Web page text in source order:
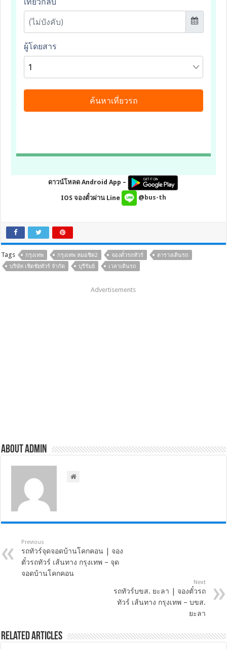
ดาวน์โหลด Android App –
IOS จองตั๋วผ่าน Line
@bus-th
Tags กรุงเทพ กรุงเทพ หมอชิต2 จองตั๋วรถทัวร์
ตารางเดินรถ
บริษัท เชิดชัยทัวร์ จำกัด
บุรีรัมย์ เวลาเดินรถ
Advertisements
About admin
Previous
รถทัวร์จุดจอดบ้านโคกคอน | จอง
ตั๋วรถทัวร์ เส้นทาง กรุงเทพ – จุด
จอดบ้านโคกคอน
Next
รถทัวร์บขส. ยะลา | จองตั๋วรถ
ทัวร์ เส้นทาง กรุงเทพ – บขส.
ยะลา
Related Articles